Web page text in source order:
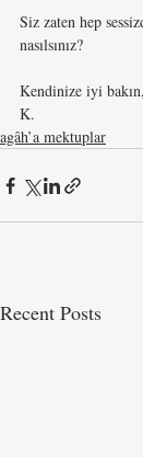
Siz zaten hep
nasılsınız?
Kendinize iyi bakın,
K.
agâh’a mektuplar
Recent Posts